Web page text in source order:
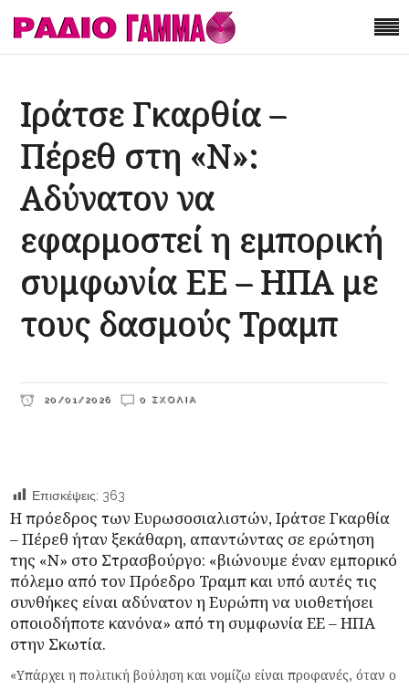
Ιράτσε Γκαρθία –
Πέρεθ στη «Ν»:
Αδύνατον να
εφαρμοστεί η εμπορική
συμφωνία ΕΕ – ΗΠΑ με
τους δασμούς Τραμπ
20/01/2026 0 ΣΧΌΛΙΑ
Επισκέψεις: 363
Η πρόεδρος των Ευρωσοσιαλιστών, Ιράτσε Γκαρθία
– Πέρεθ ήταν ξεκάθαρη, απαντώντας σε ερώτηση
της «Ν» στο Στρασβούργο: «βιώνουμε έναν εμπορικό
πόλεμο από τον Πρόεδρο Τραμπ και υπό αυτές τις
συνθήκες είναι αδύνατον η Ευρώπη να υιοθετήσει
οποιοδήποτε κανόνα» από τη συμφωνία ΕΕ – ΗΠΑ
στην Σκωτία.
«Υπάρχει η πολιτική βούληση και νομίζω είναι προφανές, όταν ο